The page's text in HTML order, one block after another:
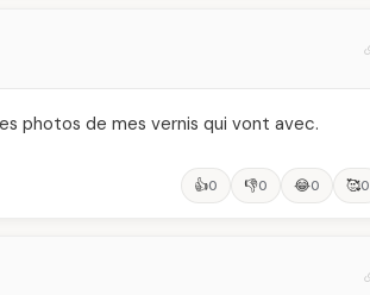
photos de mes vernis qui vont avec.
👍0 👎0 😂0 🥰0